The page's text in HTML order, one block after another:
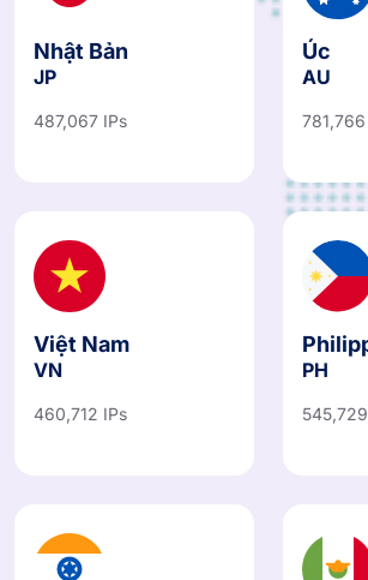
Nhật Bản
JP
487,067 IPs
Úc
AU
Việt Nam
VN
460,712 IPs
PH